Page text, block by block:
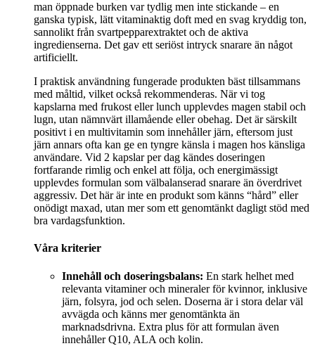
man öppnade burken var tydlig men inte stickande – en
ganska typisk, lätt vitaminaktig doft med en svag kryddig ton,
sannolikt från svartpepparextraktet och de aktiva
ingredienserna. Det gav ett seriöst intryck snarare än något
artificiellt.
I praktisk användning fungerade produkten bäst tillsammans
med måltid, vilket också rekommenderas. När vi tog
kapslarna med frukost eller lunch upplevdes magen stabil och
lugn, utan nämnvärt illamående eller obehag. Det är särskilt
positivt i en multivitamin som innehåller järn, eftersom just
järn annars ofta kan ge en tyngre känsla i magen hos känsliga
användare. Vid 2 kapslar per dag kändes doseringen
fortfarande rimlig och enkel att följa, och energimässigt
upplevdes formulan som välbalanserad snarare än överdrivet
aggressiv. Det här är inte en produkt som känns “hård” eller
onödigt maxad, utan mer som ett genomtänkt dagligt stöd med
bra vardagsfunktion.
Våra kriterier
Innehåll och doseringsbalans: En stark helhet med
relevanta vitaminer och mineraler för kvinnor, inklusive
järn, folsyra, jod och selen. Doserna är i stora delar väl
avvägda och känns mer genomtänkta än
marknadsdrivna. Extra plus för att formulan även
innehåller Q10, ALA och kolin.